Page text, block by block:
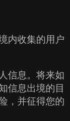
内收集的用户
信息。将来如
信息出境的目
，并征得您的